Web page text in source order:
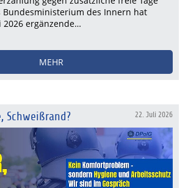
Bundesministerium des Innern hat
2026 ergänzende…
MEHR
22. Juli 2026
Schweißrand?